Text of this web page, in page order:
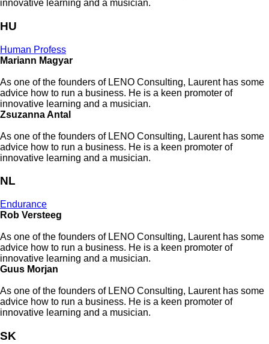
innovative learning and a musician.
HU
Human Profess
Mariann Magyar
As one of the founders of LENO Consulting, Laurent has some
advice how to run a business. He is a keen promoter of
innovative learning and a musician.
Zsuzanna Antal
As one of the founders of LENO Consulting, Laurent has some
advice how to run a business. He is a keen promoter of
innovative learning and a musician.
NL
Endurance
Rob Versteeg
As one of the founders of LENO Consulting, Laurent has some
advice how to run a business. He is a keen promoter of
innovative learning and a musician.
Guus Morjan
As one of the founders of LENO Consulting, Laurent has some
advice how to run a business. He is a keen promoter of
innovative learning and a musician.
SK